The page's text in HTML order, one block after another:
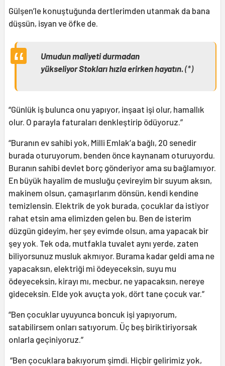
Gülşen’le konuştuğunda dertlerimden utanmak da bana
düşsün, isyan ve öfke de.
Umudun maliyeti durmadan
yükseliyorStokları hızla erirken hayatın.(*)
“Günlük iş bulunca onu yapıyor, inşaat işi olur, hamallık
olur. O parayla faturaları denkleştirip ödüyoruz.”
“Buranın ev sahibi yok, Milli Emlak’a bağlı, 20 senedir
burada oturuyorum, benden önce kaynanam oturuyordu.
Buranın sahibi devlet borç gönderiyor ama su bağlamıyor.
En büyük hayalim de musluğu çevireyim bir suyum aksın,
makinem olsun, çamaşırlarım dönsün, kendi kendine
temizlensin. Elektrik de yok burada, çocuklar da istiyor
rahat etsin ama elimizden gelen bu. Ben de isterim
düzgün gideyim, her şey evimde olsun, ama yapacak bir
şey yok. Tek oda, mutfakla tuvalet aynı yerde, zaten
biliyorsunuz musluk akmıyor. Burama kadar geldi ama ne
yapacaksın, elektriği mi ödeyeceksin, suyu mu
ödeyeceksin, kirayı mı, mecbur, ne yapacaksın, nereye
gideceksin. Elde yok avuçta yok, dört tane çocuk var.”
“Ben çocuklar uyuyunca boncuk işi yapıyorum,
satabilirsem onları satıyorum. Üç beş biriktiriyorsak
onlarla geçiniyoruz.”
“Ben çocuklara bakıyorum şimdi. Hiçbir gelirimiz yok,